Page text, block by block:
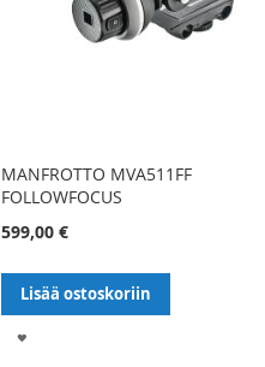
MANFROTTO MVA511FF
FOLLOWFOCUS
599,00 €
Lisää ostoskoriin